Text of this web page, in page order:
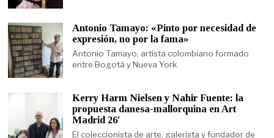
Antonio Tamayo: «Pinto por necesidad de
expresión, no por la fama»
Antonio Tamayo, artista colombiano formado
entre Bogotá y Nueva York
Kerry Harm Nielsen y Nahir Fuente: la
propuesta danesa-mallorquina en Art
Madrid 26′
El coleccionista de arte, galerista y fundador de